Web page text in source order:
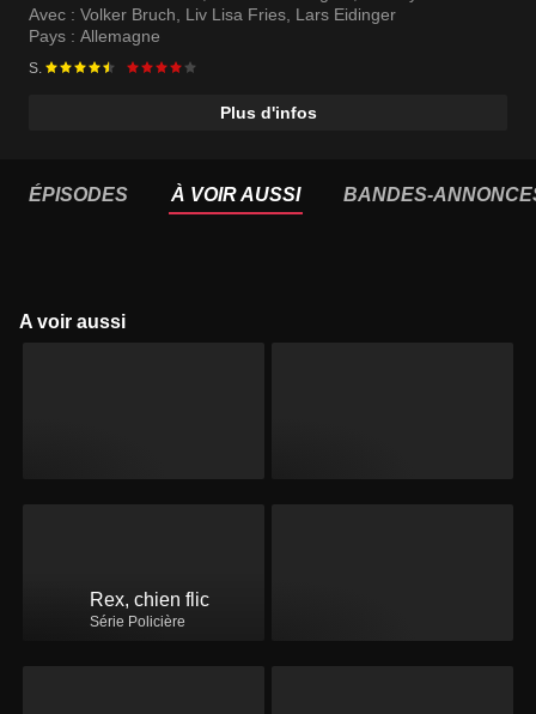
Avec : Volker Bruch, Liv Lisa Fries, Lars Eidinger
Pays : Allemagne
S.
Plus d'infos
ÉPISODES À VOIR AUSSI BANDES-
A voir aussi
Rex, chien flic
Série Policière